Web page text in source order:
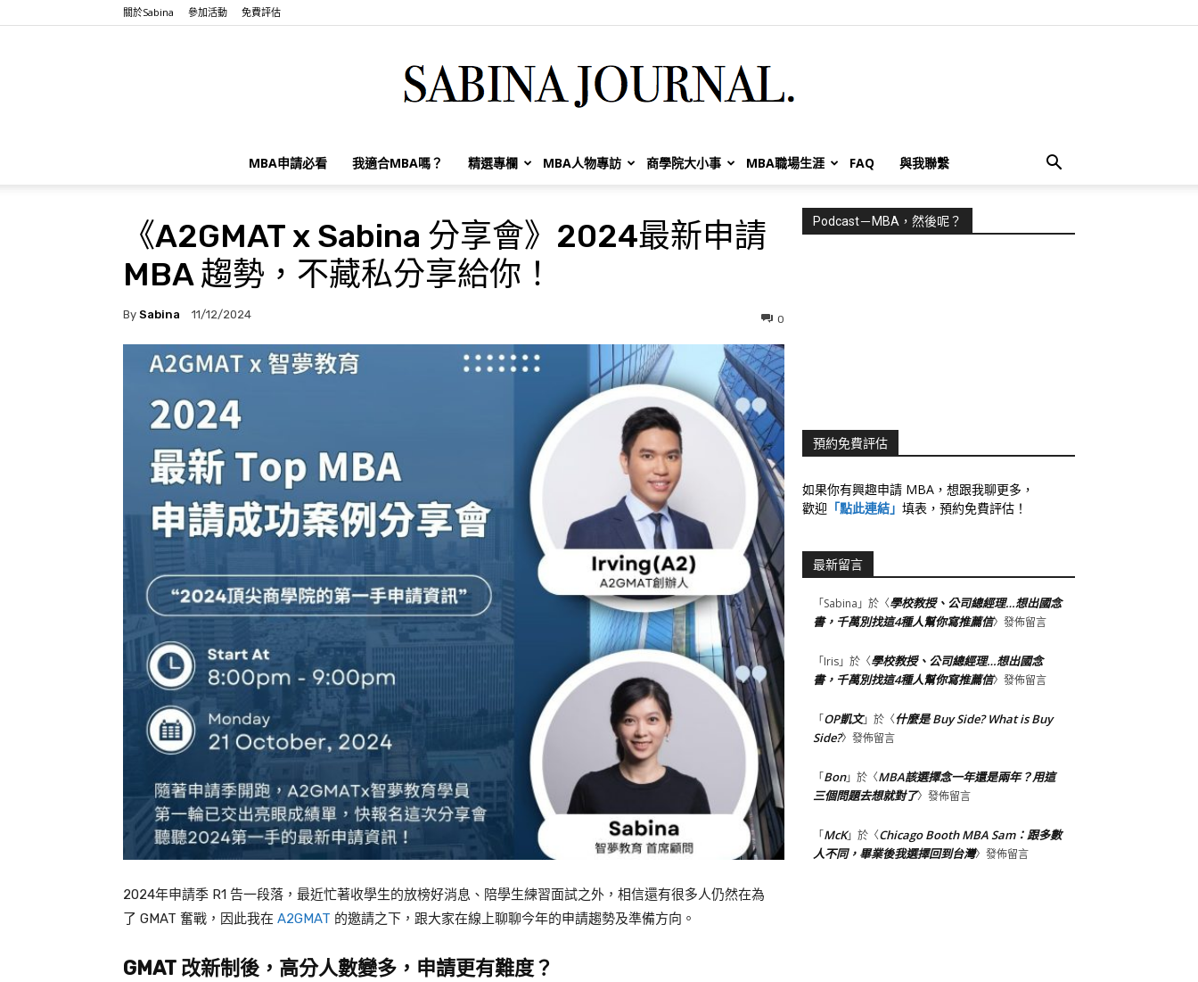
關於Sabina 參加活動 免費評估
Sabina
MBA申請必看 我適合MBA嗎？ 精選專欄 MBA人物專訪 商學院大小事 MBA職場生涯 FAQ 與我聯繫
《A2GMAT x Sabina 分享會》2024最新申請
MBA 趨勢，不藏私分享給你！
By Sabina 11/12/2024 0
2024年申請季 R1 告一段落，最近忙著收學生的放榜好消息、陪學生練習面試之外，相信還有很多人仍然在為
了 GMAT 奮戰，因此我在 A2GMAT 的邀請之下，跟大家在線上聊聊今年的申請趨勢及準備方向。
GMAT 改新制後，高分人數變多，申請更有難度？
Podcast－MBA，然後呢？
預約免費評估
如果你有興趣申請 MBA，想跟我聊更多，
歡迎 「點此連結」 填表，預約免費評估！
最新留言
「Sabina 」於〈學校教授、公司總經理…想出國念
書，千萬別找這4種人幫你寫推薦信〉發佈留言
「Iris」於〈學校教授、公司總經理…想出國念
書，千萬別找這4種人幫你寫推薦信〉發佈留言
「OP凱文」於〈什麼是 Buy Side? What is Buy
Side?〉發佈留言
「Bon」於〈MBA該選擇念一年還是兩年？用這
三個問題去想就對了〉發佈留言
「McK」於〈Chicago Booth MBA Sam：跟多數
人不同，畢業後我選擇回到台灣〉發佈留言